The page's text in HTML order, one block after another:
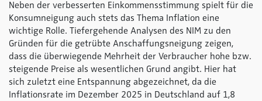
Neben der verbesserten Einkommensstimmung spielt für die
Konsumneigung auch stets das Thema Inflation eine
wichtige Rolle. Tiefergehende Analysen des NIM zu den
Gründen für die getrübte Anschaffungsneigung zeigen,
dass die überwiegende Mehrheit der Verbraucher hohe bzw.
steigende Preise als wesentlichen Grund angibt. Hier hat
sich zuletzt eine Entspannung abgezeichnet, da die
Inflationsrate im Dezember 2025 in Deutschland auf 1,8